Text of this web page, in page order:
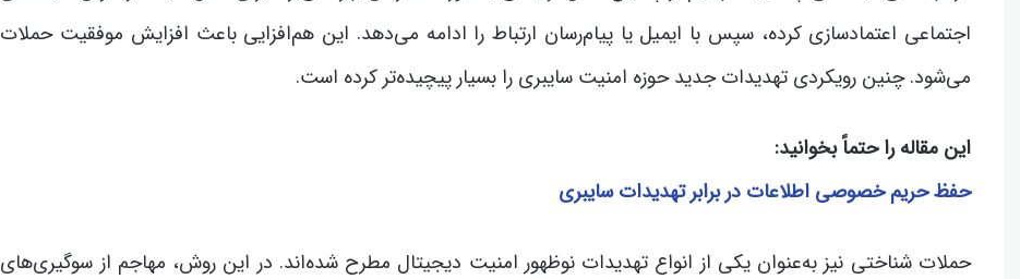
اجتماعی اعتمادسازی کرده، سپس با ایمیل یا پیام‌رسان ارتباط را ادامه می‌دهد. این هم‌افزایی باعث افزایش موفقیت حملات
می‌شود. چنین رویکردی تهدیدات جدید حوزه امنیت سایبری را بسیار پیچیده‌تر کرده است.
این مقاله را حتماً بخوانید:
حفظ حریم خصوصی اطلاعات در برابر تهدیدات سایبری
حملات شناختی نیز به‌عنوان یکی از انواع تهدیدات نوظهور امنیت دیجیتال مطرح شده‌اند. در این روش، مهاجم از سوگیری‌های